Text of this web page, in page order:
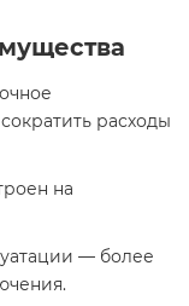
расходы
на
— более